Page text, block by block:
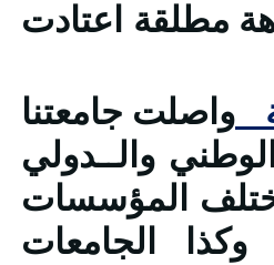
مطلقة اعتادت
واصلت جامعتنا
والــدولي
مختلف المؤسسات
وكذا الجامعات